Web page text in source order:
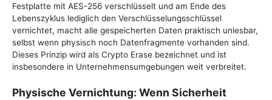
Festplatte mit AES-256 verschlüsselt und am Ende des
Lebenszyklus lediglich den Verschlüsselungsschlüssel
vernichtet, macht alle gespeicherten Daten praktisch unlesbar,
selbst wenn physisch noch Datenfragmente vorhanden sind.
Dieses Prinzip wird als Crypto Erase bezeichnet und ist
insbesondere in Unternehmensumgebungen weit verbreitet.
Physische Vernichtung: Wenn Sicherheit